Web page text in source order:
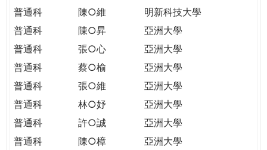
普通科
陳○維
明新科技大學
普通科
陳○昇
亞洲大學
普通科
張○心
亞洲大學
普通科
蔡○榆
亞洲大學
普通科
張○維
亞洲大學
普通科
林○妤
亞洲大學
普通科
許○誠
亞洲大學
普通科
陳○樟
亞洲大學